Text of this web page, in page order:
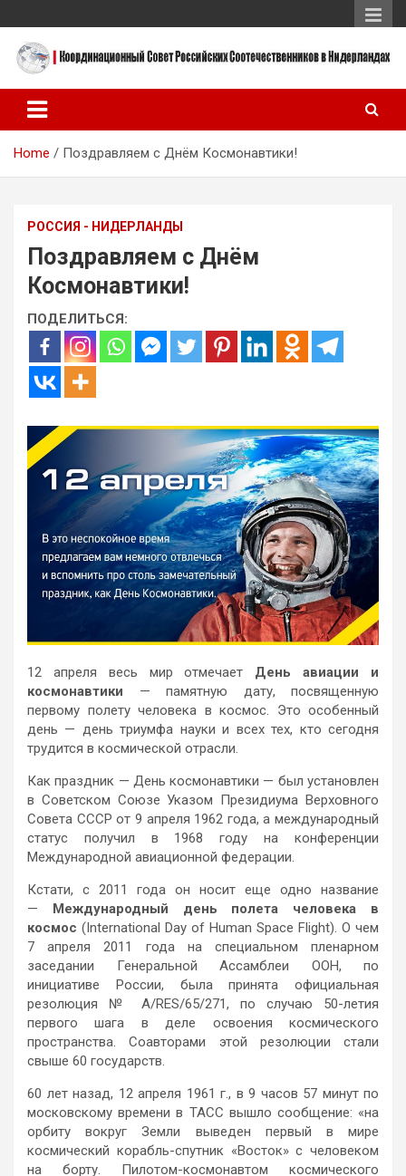
to
content
Координационный Совет
Российских
Соотечественников в
Нидерландах
Home Поздравляем с Днём Космонавтики!
РОССИЯ - НИДЕРЛАНДЫ
Поздравляем с Днём
Космонавтики!
ПОДЕЛИТЬСЯ:
12 апреля весь мир отмечает День авиации и
космонавтики — памятную дату, посвященную
первому полету человека в космос. Это особенный
день — день триумфа науки и всех тех, кто сегодня
трудится в космической отрасли.
Как праздник — День космонавтики — был установлен
в Советском Союзе Указом Президиума Верховного
Совета СССР от 9 апреля 1962 года, а международный
статус получил в 1968 году на конференции
Международной авиационной федерации.
Кстати, с 2011 года он носит еще одно название
—
Международный день полета человека в
космос (International Day of Human Space Flight). О чем
7 апреля 2011 года на специальном пленарном
заседании Генеральной Ассамблеи ООН, по
инициативе России, была принята официальная
резолюция № A/RES/65/271, по случаю 50-летия
первого шага в деле освоения космического
пространства. Соавторами этой резолюции стали
свыше 60 государств.
60 лет назад, 12 апреля 1961 г., в 9 часов 57 минут по
московскому времени в ТАСС вышло сообщение: «на
орбиту вокруг Земли выведен первый в мире
космический корабль-спутник «Восток» с человеком
на борту. Пилотом-космонавтом космического